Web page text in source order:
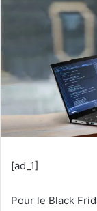
[ad_1]
Pour le Black